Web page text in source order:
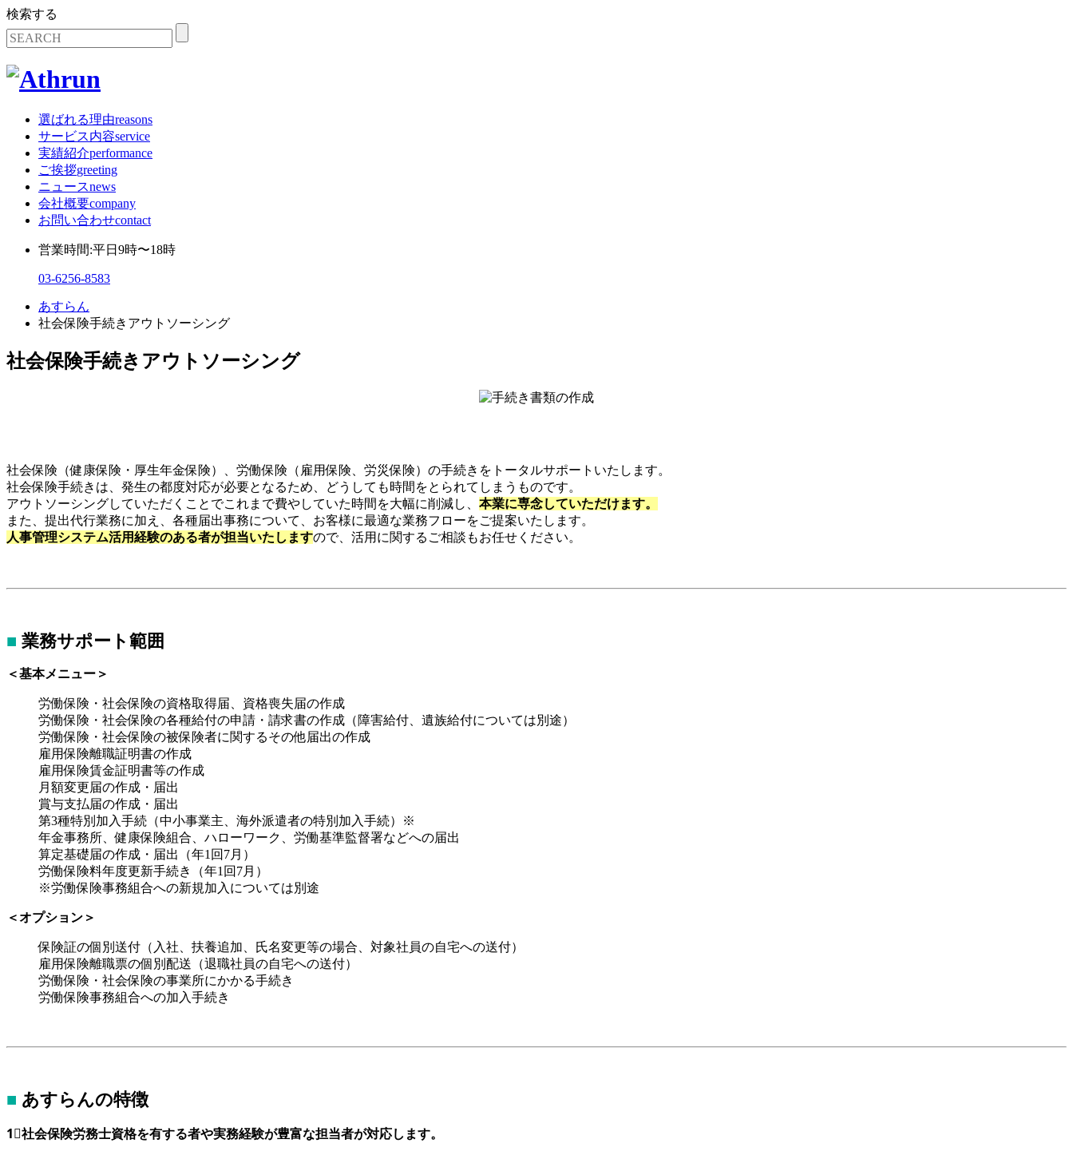
検索する
選ばれる理由reasons
サービス内容service
実績紹介performance
ご挨拶greeting
ニュースnews
会社概要company
お問い合わせcontact
営業時間:平日9時〜18時
03-6256-8583
あすらん
社会保険手続きアウトソーシング
社会保険手続きアウトソーシング
社会保険（健康保険・厚生年金保険）、労働保険（雇用保険、労災保険）の手続きをトータルサポートいたします。
社会保険手続きは、発生の都度対応が必要となるため、どうしても時間をとられてしまうものです。
アウトソーシングしていただくことでこれまで費やしていた時間を大幅に削減し、 本業に専念していただけます。
また、提出代行業務に加え、各種届出事務について、お客様に最適な業務フローをご提案いたします。
人事管理システム活用経験のある者が担当いたしますので、活用に関するご相談もお任せください。
■ 業務サポート範囲
＜基本メニュー＞
労働保険・社会保険の資格取得届、資格喪失届の作成
労働保険・社会保険の各種給付の申請・請求書の作成（障害給付、遺族給付については別途）
労働保険・社会保険の被保険者に関するその他届出の作成
雇用保険離職証明書の作成
雇用保険賃金証明書等の作成
月額変更届の作成・届出
賞与支払届の作成・届出
第3種特別加入手続（中小事業主、海外派遣者の特別加入手続）※
年金事務所、健康保険組合、ハローワーク、労働基準監督署などへの届出
算定基礎届の作成・届出（年1回7月）
労働保険料年度更新手続き（年1回7月）
※労働保険事務組合への新規加入については別途
＜オプション＞
保険証の個別送付（入社、扶養追加、氏名変更等の場合、対象社員の自宅への送付）
雇用保険離職票の個別配送（退職社員の自宅への送付）
労働保険・社会保険の事業所にかかる手続き
労働保険事務組合への加入手続き
■ あすらんの特徴
1⃣社会保険労務士資格を有する者や実務経験が豊富な担当者が対応します。